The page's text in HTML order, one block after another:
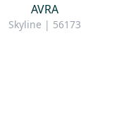
AVRA
Skyline | 56173